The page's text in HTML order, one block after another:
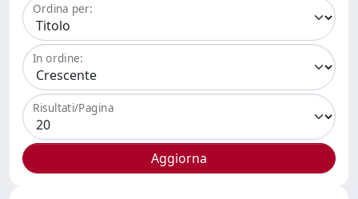
Ordina per:
In ordine:
Risultati/Pagina